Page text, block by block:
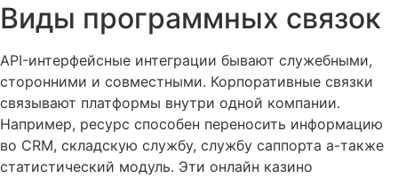
Виды программных связок
API-интерфейсные интеграции бывают служебными,
сторонними и совместными. Корпоративные связки
связывают платформы внутри одной компании.
Например, ресурс способен переносить информацию
во CRM, складскую службу, службу саппорта а-также
статистический модуль. Эти онлайн казино